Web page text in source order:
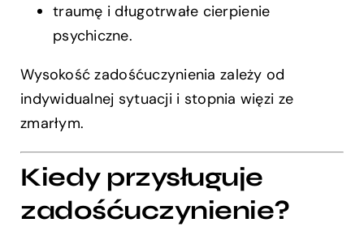
traumę i długotrwałe cierpienie
psychiczne.
Wysokość zadośćuczynienia zależy od
indywidualnej sytuacji i stopnia więzi ze
zmarłym.
Kiedy przysługuje
zadośćuczynienie?